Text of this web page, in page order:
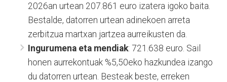
2026an urtean 207.861 euro izatera igoko baita.
Bestalde, datorren urtean adinekoen arreta
zerbitzua martxan jartzea aurreikusten da.
Ingurumena eta mendiak: 721.638 euro. Sail
honen aurrekontuak %5,50eko hazkundea izango
du datorren urtean. Besteak beste, erreken